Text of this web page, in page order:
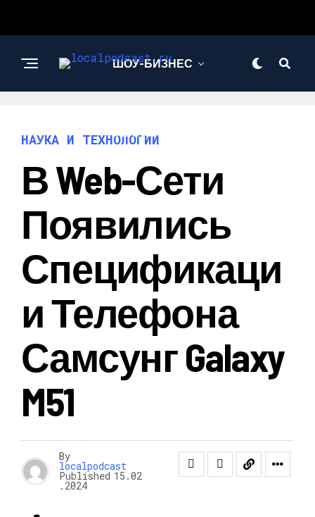
ШОУ-БИЗНЕС
ТЕХНОЛОГИИ
НАУКА И ТЕХНОЛОГИИ
В Web-Сети
Появились
Спецификаци
И Телефона
Самсунг Galaxy
M51
By
localpodcast
Published 15.02
.2024